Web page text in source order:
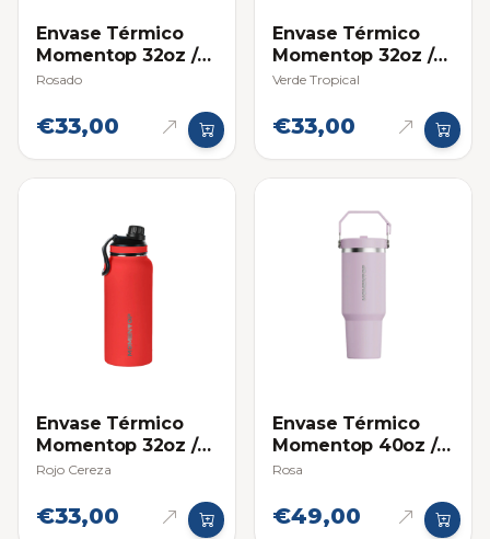
Envase Térmico
Momentop 32oz /
946 ml
Rosado
€33,00
Envase Térmico
Momentop 32oz /
946 ml
Verde Tropical
€33,00
Envase Térmico
Momentop 32oz /
946 ml
Rojo Cereza
€33,00
Envase Térmico
Momentop 40oz /
1.18 L con Asa de
Rosa
€49,00